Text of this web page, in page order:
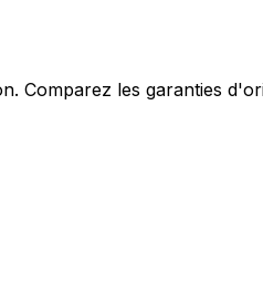
Comparez les garanties